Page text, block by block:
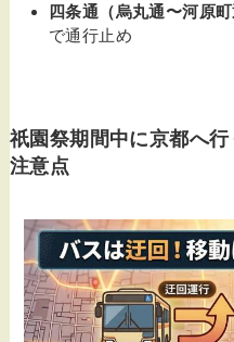
四条通（烏丸通〜河原町
で通行止め
祇園祭期間中に京都へ
注意点